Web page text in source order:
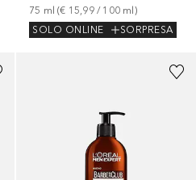
75 ml (€ 15,99 / 100 ml )
SOLO ONLINE
SORPRESA